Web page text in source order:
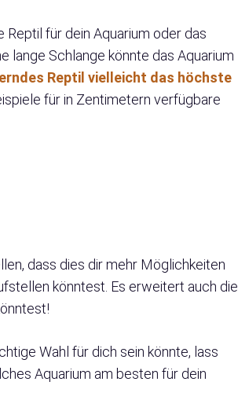
für dein Aquarium oder das
lange Schlange könnte das Aquarium
Reptil vielleicht das höchste
für in Zentimetern verfügbare
dass dies dir mehr Möglichkeiten
könntest. Es erweitert auch die
Wahl für dich sein könnte, lass
Aquarium am besten für dein